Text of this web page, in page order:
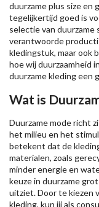
duurzame plus size en
tegelijkertijd goed is
selectie van
verantwoorde
kledingstuk, maar ook
hoe wij duurzaamheid
duurzame kleding een
Wat is
Duurzame mode richt
het milieu en het
betekent dat de
materialen, zoals
minder energie en
keuze in duurzame
uitziet. Door te kiezen
kleding, kun jij als